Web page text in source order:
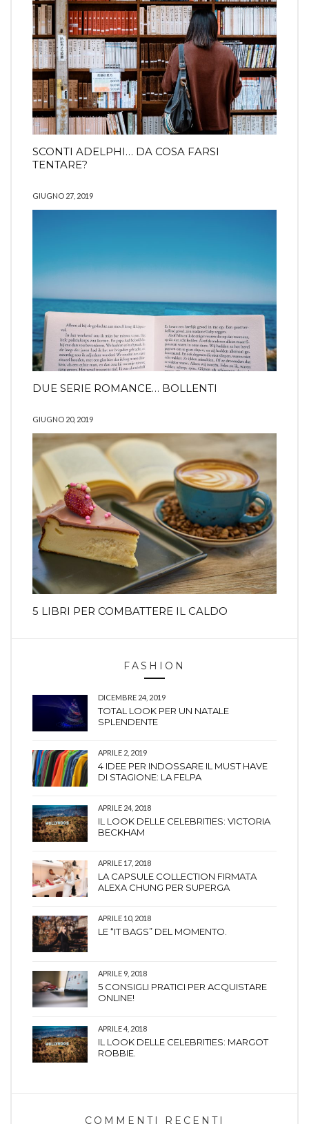
SCONTI ADELPHI… DA COSA FARSI
TENTARE?
GIUGNO 27, 2019
DUE SERIE ROMANCE… BOLLENTI
GIUGNO 20, 2019
5 LIBRI PER COMBATTERE IL CALDO
FASHION
DICEMBRE 24, 2019
TOTAL LOOK PER UN NATALE
SPLENDENTE
APRILE 2, 2019
4 IDEE PER INDOSSARE IL MUST HAVE
DI STAGIONE: LA FELPA
APRILE 24, 2018
IL LOOK DELLE CELEBRITIES: VICTORIA
BECKHAM
APRILE 17, 2018
LA CAPSULE COLLECTION FIRMATA
ALEXA CHUNG PER SUPERGA
APRILE 10, 2018
LE “IT BAGS” DEL MOMENTO.
APRILE 9, 2018
5 CONSIGLI PRATICI PER ACQUISTARE
ONLINE!
APRILE 4, 2018
IL LOOK DELLE CELEBRITIES: MARGOT
ROBBIE.
COMMENTI RECENTI